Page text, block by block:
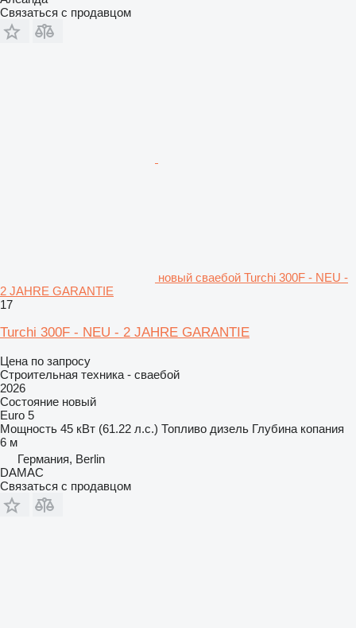
Связаться с продавцом
новый сваебой Turchi 300F - NEU -
2 JAHRE GARANTIE
17
Turchi 300F - NEU - 2 JAHRE GARANTIE
Цена по запросу
Строительная техника - сваебой
2026
Состояние новый
Euro 5
Мощность 45 кВт (61.22 л.с.) Топливо дизель Глубина копания
6 м
Германия, Berlin
DAMAC
Связаться с продавцом